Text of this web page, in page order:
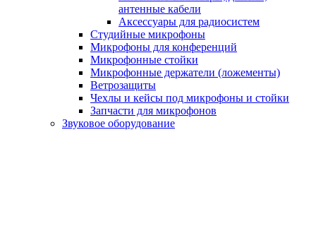
антенные кабели
Аксесcуары для радиосистем
Студийные микрофоны
Микрофоны для конференций
Микрофонные стойки
Микрофонные держатели (ложементы)
Ветрозащиты
Чехлы и кейсы под микрофоны и стойки
Запчасти для микрофонов
Звуковое оборудование